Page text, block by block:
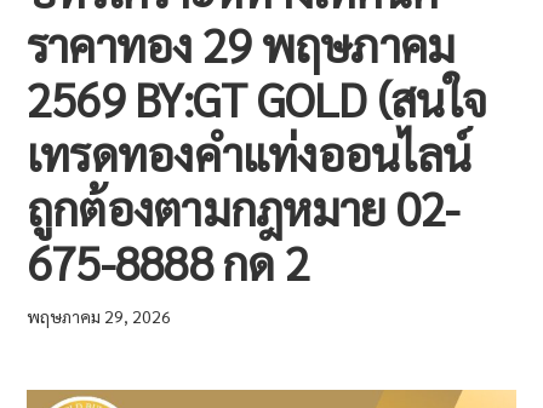
ราคาทอง 29 พฤษภาคม
2569 BY:GT GOLD (สนใจ
เทรดทองคำแท่งออนไลน์
ถูกต้องตามกฎหมาย 02-
675-8888 กด 2
พฤษภาคม 29, 2026